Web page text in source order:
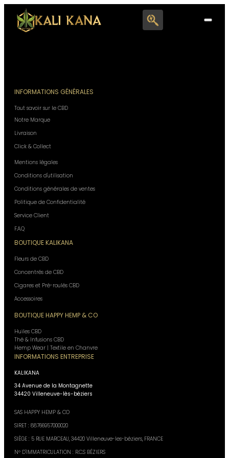
INFORMATIONS GÉNÉRALES
Tout savoir sur le CBD
Notre Marque
Livraison
Click & Collect
Mentions légales
Conditions d'utilisation
Conditions générales de ventes
Politique de Confidentialité
Service Client
F.A.Q
BOUTIQUE KALIKANA
Fleurs de CBD
Concentrés de CBD
Cigares et Pré-roulés CBD
Accessoires
BOUTIQUE HAPPY HEMP & CO
Huiles CBD
Thé & Infusions CBD
Hemp Wear | Textile en Chanvre
INFORMATIONS ENTREPRISE
KALIKANA
34 Avenue de la Montagnette
34420 Villeneuve-lès-béziers
SAS HAPPY HEMP & CO
SIRET : 88766957000020
SIÈGE : 5 RUE MARCEAU, 34420 Villeneuve-les-béziers, FRANCE
N° D'IMMATRICULATION : R.C.S BÉZIERS